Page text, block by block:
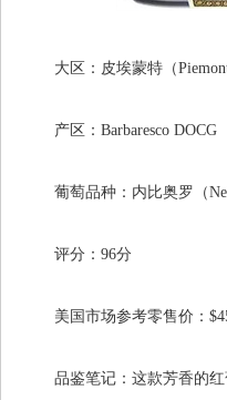
大区：皮埃蒙特（
产区：Barbaresco DOCG
葡萄品种：内比奥罗（
评分：96分
美国市场参考零售价：
品鉴笔记：这款芳香的红